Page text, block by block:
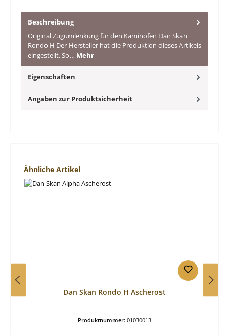
Beschreibung
Original Zugumlenkung für den Kaminofen Dan Skan
Rondo H Der Hersteller hat die Produktion dieses Artikels
eingestellt. So… Mehr
Eigenschaften
Angaben zur Produktsicherheit
Produktgalerie überspringen
Ähnliche Artikel
Dan Skan Rondo H Ascherost
Produktnummer: 01030013